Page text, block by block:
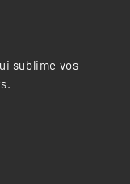
sublime vos